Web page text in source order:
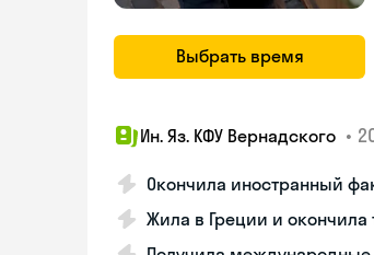
Выбрать время
Ин. Яз. КФУ Вернадского •
Окончила иностранный
Жила в Греции и